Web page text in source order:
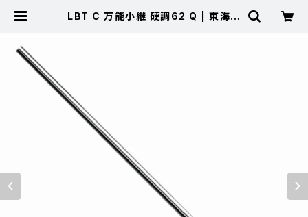
LBT C 万能小継 硬調62 Q | 東海つ